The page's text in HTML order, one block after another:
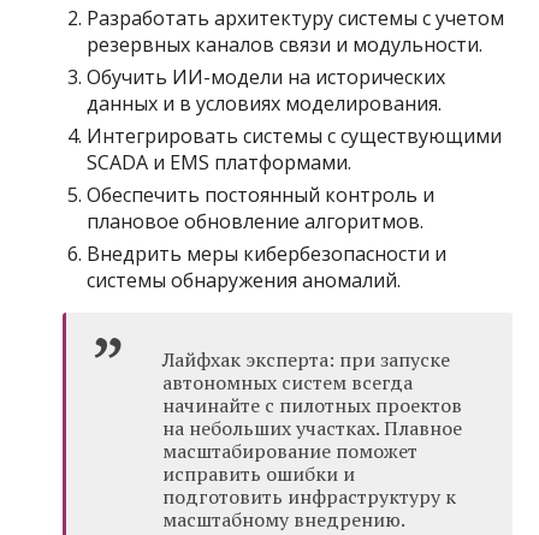
Разработать архитектуру системы с учетом
резервных каналов связи и модульности.
Обучить ИИ-модели на исторических
данных и в условиях моделирования.
Интегрировать системы с существующими
SCADA и EMS платформами.
Обеспечить постоянный контроль и
плановое обновление алгоритмов.
Внедрить меры кибербезопасности и
системы обнаружения аномалий.
Лайфхак эксперта: при запуске
автономных систем всегда
начинайте с пилотных проектов
на небольших участках. Плавное
масштабирование поможет
исправить ошибки и
подготовить инфраструктуру к
масштабному внедрению.